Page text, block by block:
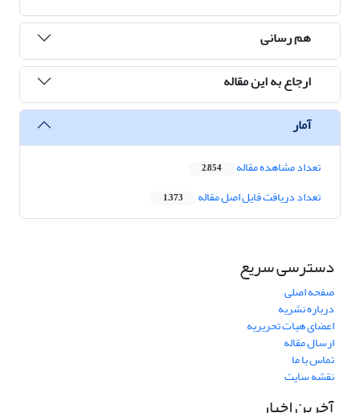
هم رسانی
ارجاع به این مقاله
آمار
تعداد مشاهده مقاله 2,854
تعداد دریافت فایل اصل مقاله 1,373
دسترسی سریع
صفحه اصلی
درباره نشریه
اعضای هیات تحریریه
ارسال مقاله
تماس با ما
نقشه سایت